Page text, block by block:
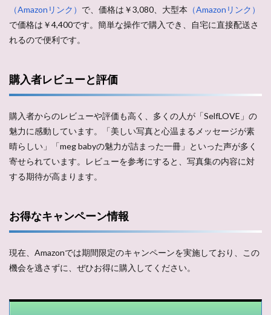
（Amazonリンク） で、価格は￥3,080、大型本 （Amazonリンク）
で価格は￥4,400です。簡単な操作で購入でき、自宅に直接配送さ
れるので便利です。
購入者レビューと評価
購入者からのレビューや評価も高く、多くの人が「SelfLOVE」の
魅力に感動しています。「美しい写真と心温まるメッセージが素
晴らしい」「meg babyの魅力が詰まった一冊」といった声が多く
寄せられています。レビューを参考にすると、写真集の内容に対
する期待が高まります。
お得なキャンペーン情報
現在、Amazonでは期間限定のキャンペーンを実施しており、この
機会を逃さずに、ぜひお得に購入してください。